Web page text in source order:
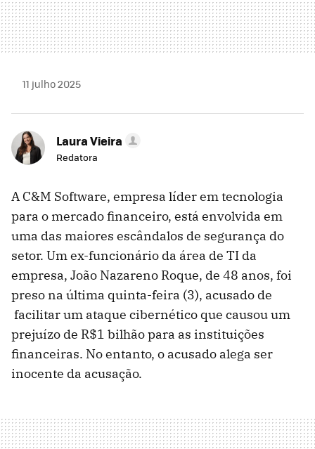
11 julho 2025
Laura Vieira
Redatora
A C&M Software, empresa líder em tecnologia
para o mercado financeiro, está envolvida em
uma das maiores escândalos de segurança do
setor. Um ex-funcionário da área de TI da
empresa, João Nazareno Roque, de 48 anos, foi
preso na última quinta-feira (3), acusado de
facilitar um ataque cibernético que causou um
prejuízo de R$1 bilhão para as instituições
financeiras. No entanto, o acusado alega ser
inocente da acusação.